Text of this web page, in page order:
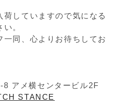
荷していますので気になる
。
一同、心よりお待ちしてお
8 アメ横センタービル2F
STANCE